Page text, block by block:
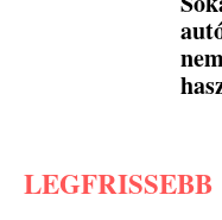
LEGFRISSEBB